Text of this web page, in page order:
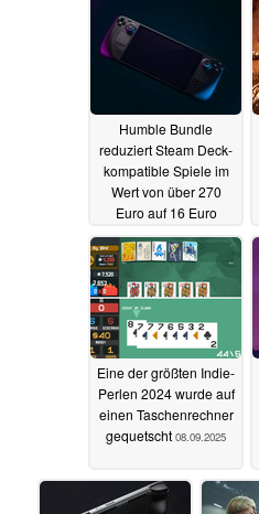
Humble Bundle
reduziert Steam Deck-
kompatible Spiele im
Wert von über 270
Euro auf 16 Euro
08.09.2025
Eine der größten Indie-
Perlen 2024 wurde auf
einen Taschenrechner
gequetscht 08.09.2025